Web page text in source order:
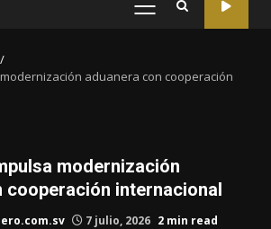
PRIMARY
aduanera con cooperación
modernización
cooperación internacional
7 julio, 2026 2 min read